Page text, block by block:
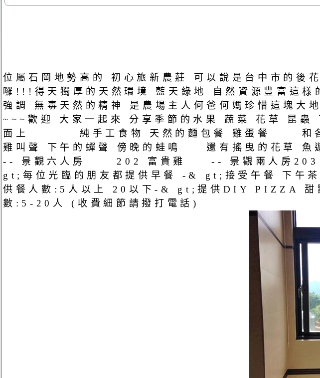
位屬石岡地勢高的 初心旅新農莊 可以說是台中市的後
囉!!!得天獨厚的天然環境 藍天綠地 自然資源豐富這樣
強調 無毒天然的精神 是農場主人何爸何媽珍惜這塊大
~~~歡迎 大家一起來 分享季節的水果 蔬菜 花草 昆蟲
面上 純手工食物 天然的麵包餐 雞蛋餐 和各式
雞叫聲 下午的蟬聲 傍晚的蛙鳴 還有搖曳的花草
-- 景觀六人房 202 富貴雞 -- 景觀兩人房
gt;每位光臨的朋友都提供早餐 -& gt;接受午餐 下午茶
供餐人數:5人以上 20以下-& gt;提供DIY PIZZA 甜
數:5-20人 (收費細節請撥打電話)